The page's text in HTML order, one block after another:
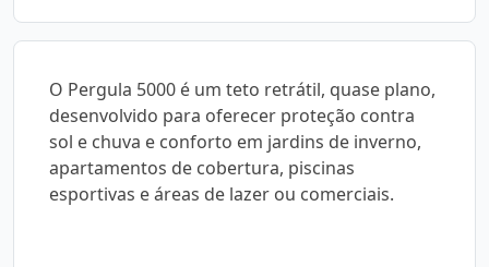
O Pergula 5000 é um teto retrátil, quase plano,
desenvolvido para oferecer proteção contra
sol e chuva e conforto em jardins de inverno,
apartamentos de cobertura, piscinas
esportivas e áreas de lazer ou comerciais.